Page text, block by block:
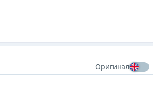
Оригинал